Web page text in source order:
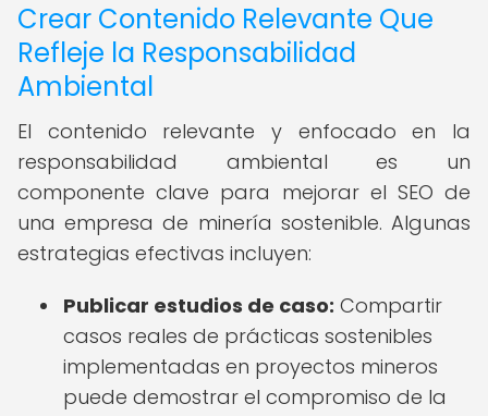
Crear Contenido Relevante Que
Refleje la Responsabilidad
Ambiental
El contenido relevante y enfocado en la
responsabilidad ambiental es un
componente clave para mejorar el SEO de
una empresa de minería sostenible. Algunas
estrategias efectivas incluyen:
Publicar estudios de caso: Compartir
casos reales de prácticas sostenibles
implementadas en proyectos mineros
puede demostrar el compromiso de la